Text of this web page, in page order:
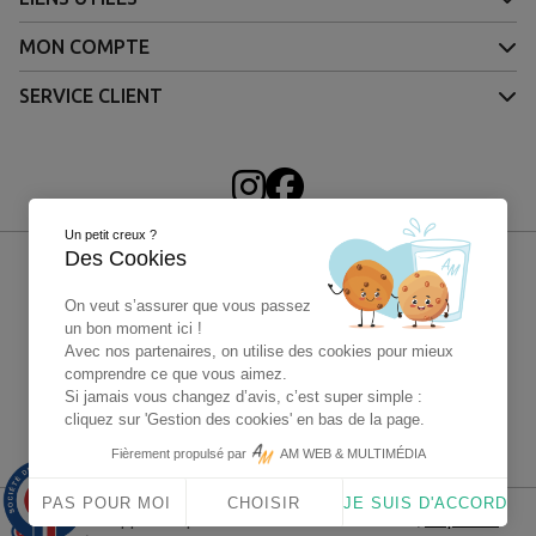
MON COMPTE
SERVICE CLIENT
4X sans frais Paypal
9.9/10
1563 avis
Un petit creux ?
Des Cookies
On veut s’assurer que vous passez
un bon moment ici !
Avec nos partenaires, on utilise des cookies pour mieux
comprendre ce que vous aimez.
Si jamais vous changez d’avis, c’est super simple :
cliquez sur 'Gestion des cookies' en bas de la page.
Fièrement propulsé par AM WEB & MULTIMÉDIA
PAS POUR MOI CHOISIR JE SUIS D'ACCORD